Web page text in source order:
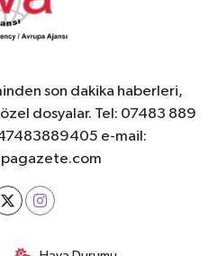
son dakika haberleri,
dosyalar. Tel: 07483 889
e-mail: